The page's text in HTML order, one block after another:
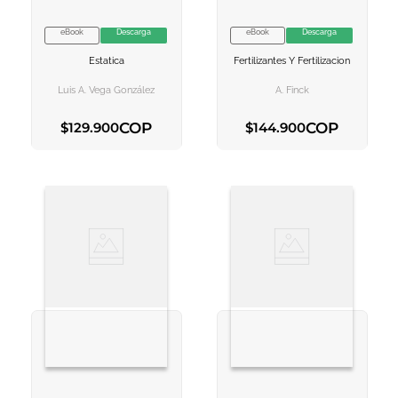
VER INFORMACION
eBook Descarga
Estatica
Luis A. Vega González
$129.900COP
VER INFORMACION
eBook Descarga
Fertilizantes Y Fertilizacion
A. Finck
$144.900COP